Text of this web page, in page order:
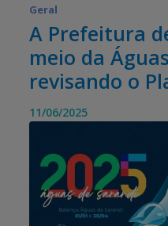
Geral
A Prefeitura
meio da
revisando o
11/06/2025